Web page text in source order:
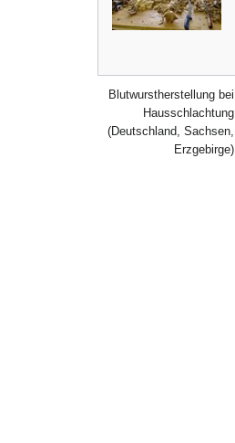
Blutwurstherstellung bei
Hausschlachtung
(Deutschland, Sachsen,
Erzgebirge)